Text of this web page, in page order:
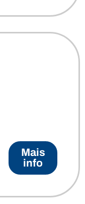
Mais
info